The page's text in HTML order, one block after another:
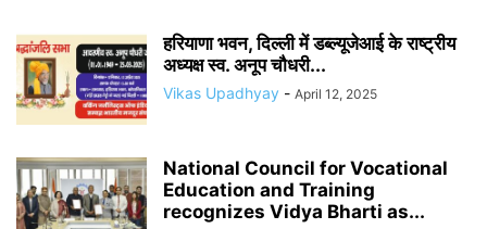
हरियाणा भवन, दिल्ली में डब्ल्यूजेआई के राष्ट्रीय
अध्यक्ष स्व. अनूप चौधरी...
Vikas Upadhyay - April 12, 2025
National Council for Vocational
Education and Training
recognizes Vidya Bharti as...